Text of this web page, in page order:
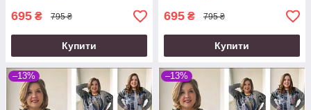
695 ₴ 795 ₴
Купити
695 ₴ 795 ₴
Купити
–13% –13%